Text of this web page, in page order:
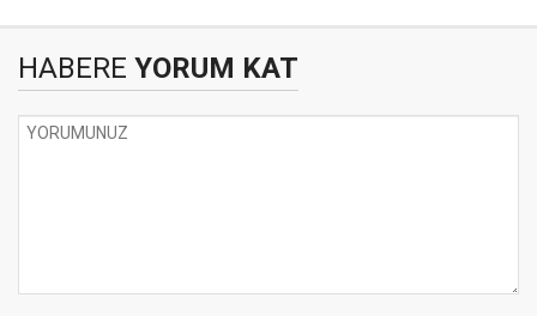
HABERE YORUM KAT